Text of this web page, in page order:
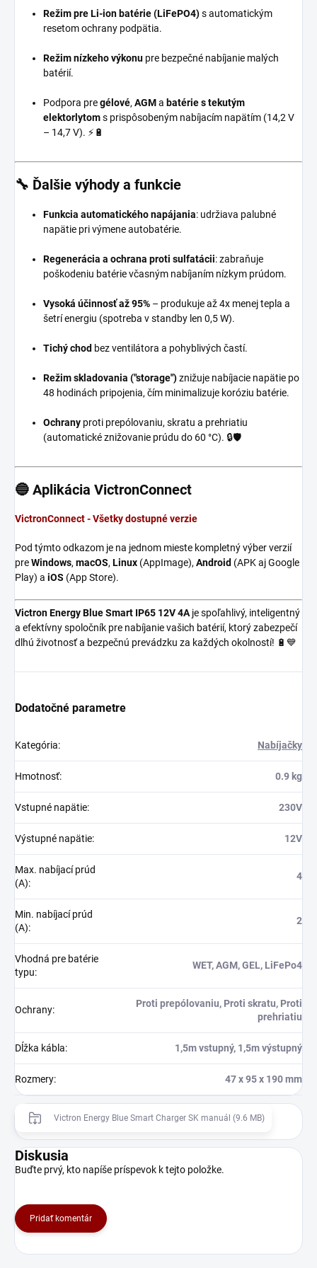
Režim pre Li-ion batérie (LiFePO4)s automatickým
resetom ochrany podpätia.
Režim nízkeho výkonu pre bezpečné nabíjanie malých
batérií.
Podpora pregélové, AGMa batérie s tekutým
elektorlytoms prispôsobeným nabíjacím napätím (14,2 V
– 14,7 V). ⚡🔋
🔧 Ďalšie výhody a funkcie
Funkcia automatického napájania: udržiava palubné
napätie pri výmene autobatérie.
Regenerácia a ochrana proti sulfatácii: zabraňuje
poškodeniu batérie včasným nabíjaním nízkym prúdom.
Vysoká účinnosť až 95% – produkuje až 4x menej tepla a
šetrí energiu (spotreba v standby len 0,5 W).
Tichý chod bez ventilátora a pohyblivých častí.
Režim skladovania ("storage")znižuje nabíjacie napätie po
48 hodinách pripojenia, čím minimalizuje koróziu batérie.
Ochrany proti prepólovaniu, skratu a prehriatiu
(automatické znižovanie prúdu do 60 °C). 🔒🛡️
🔵 Aplikácia VictronConnect
VictronConnect - Všetky dostupné verzie
Pod týmto odkazom je na jednom mieste kompletný výber verzií
preWindows, macOS, Linux (AppImage), Android (APK aj Google
Play) a iOS (App Store).
Victron Energy Blue Smart IP65 12V 4A je spoľahlivý, inteligentný
a efektívny spoločník pre nabíjanie vašich batérií, ktorý zabezpečí
dlhú životnosť a bezpečnú prevádzku za každých okolností! 🔋💙
Dodatočné parametre
Kategória: Nabíjačky
Hmotnosť: 0.9 kg
Vstupné napätie: 230V
Výstupné napätie: 12V
Max. nabíjací prúd
(A):
4
Min. nabíjací prúd
(A):
2
Vhodná pre batérie
typu:
WET, AGM, GEL, LiFePo4
Ochrany:
Proti prepólovaniu, Proti skratu, Proti
prehriatiu
Dĺžka kábla: 1,5m vstupný, 1,5m výstupný
Rozmery: 47 x 95 x 190 mm
Victron Energy Blue Smart Charger SK manuál (9.6 MB)
Diskusia
Buďte prvý, kto napíše príspevok k tejto položke.
Pridať komentár